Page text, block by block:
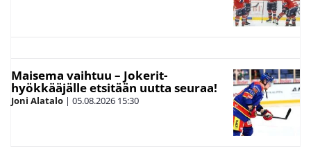
Maisema vaihtuu – Jokerit-
hyökkääjälle etsitään uutta seuraa!
Joni Alatalo | 05.08.2026 15:30